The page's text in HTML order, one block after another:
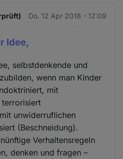
Do. 12 Apr 2018 - 12:09
Idee,
selbstdenkende und
wenn man Kinder
mit
terrorisiert
unwiderruflichen
(Beschneidung).
Verhaltensregeln
denken und fragen –